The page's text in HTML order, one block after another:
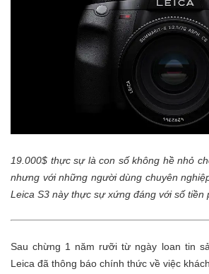
19.000$ thực sự là con số không hề nhỏ
nhưng với những người dùng chuyên
Leica S3 này thực sự xứng đáng với số tiền
Sau chừng 1 năm rưỡi từ ngày loan tin
Leica đã thông báo chính thức về việc